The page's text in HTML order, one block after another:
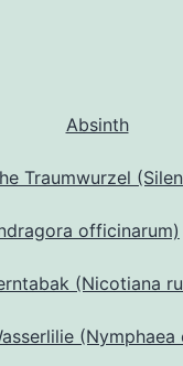
Absinth
Traumwurzel
officinarum)
(Nicotiana
(Nymphaea